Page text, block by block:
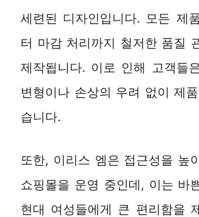
세련된 디자인입니다. 모든 제
터 마감 처리까지 철저한 품질
제작됩니다. 이로 인해 고객들
변형이나 손상의 우려 없이 제
습니다.
또한, 이리스 엠은 접근성을 높
쇼핑몰을 운영 중인데, 이는 바
현대 여성들에게 큰 편리함을